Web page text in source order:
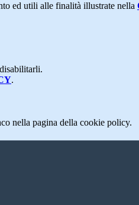
ed utili alle finalità illustrate nella
.
nella pagina della cookie policy.